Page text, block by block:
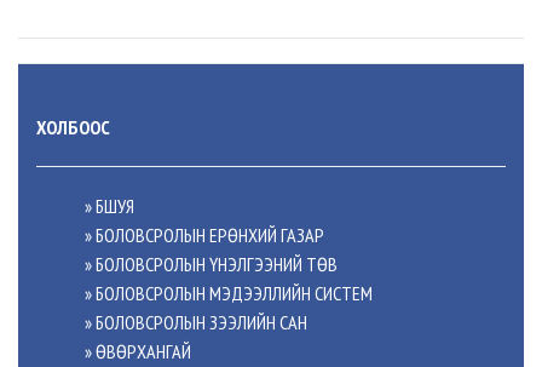
ХОЛБООС
» БШУЯ
» БОЛОВСРОЛЫН ЕРӨНХИЙ ГАЗАР
» БОЛОВСРОЛЫН ҮНЭЛГЭЭНИЙ ТӨВ
» БОЛОВСРОЛЫН МЭДЭЭЛЛИЙН СИСТЕМ
» БОЛОВСРОЛЫН ЗЭЭЛИЙН САН
» ӨВӨРХАНГАЙ